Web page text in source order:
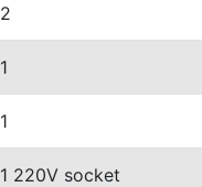
2
1
1
1 220V socket